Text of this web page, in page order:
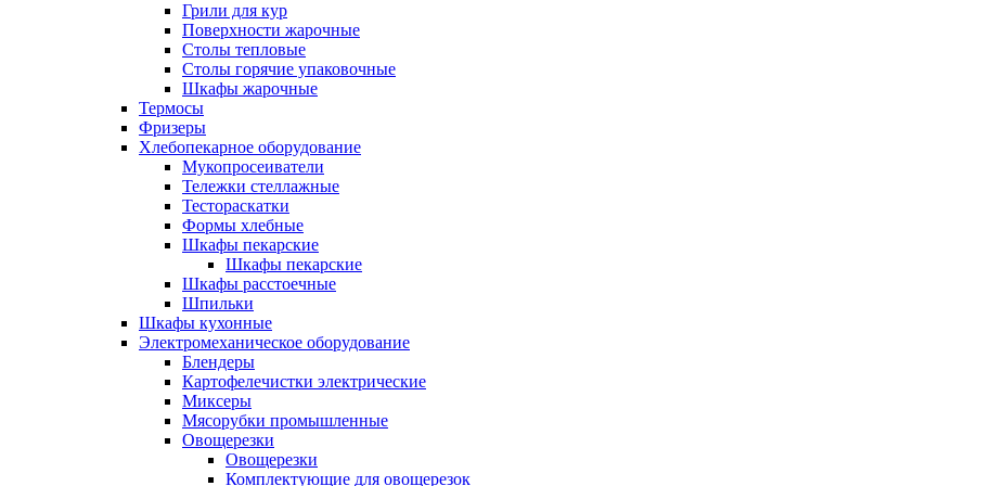
Грили для кур
Поверхности жарочные
Столы тепловые
Столы горячие упаковочные
Шкафы жарочные
Термосы
Фризеры
Хлебопекарное оборудование
Мукопросеиватели
Тележки стеллажные
Тестораскатки
Формы хлебные
Шкафы пекарские
Шкафы пекарские
Шкафы расстоечные
Шпильки
Шкафы кухонные
Электромеханическое оборудование
Блендеры
Картофелечистки электрические
Миксеры
Мясорубки промышленные
Овощерезки
Овощерезки
Комплектующие для овощерезок